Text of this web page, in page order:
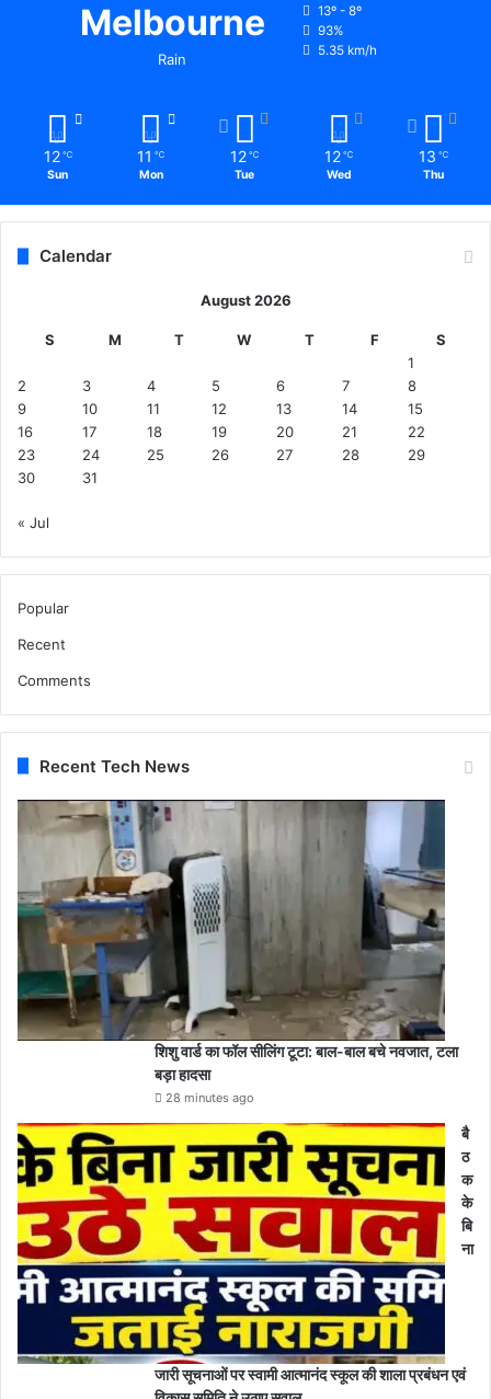
Melbourne
Rain
13º - 8º
93%
5.35 km/h
12 ℃
Sun
11 ℃
Mon
12 ℃
Tue
12 ℃
Wed
13 ℃
Thu
Calendar
August 2026
S M T W T F
S
1
2
3 4 5 6 7
8
9
10 11 12 13 14
15
16
17 18 19 20 21
22
23
24 25 26 27 28
29
30
31
« Jul
Popular
Recent
Comments
Recent Tech News
शिशु वार्ड का फॉल सीलिंग टूटा: बाल-बाल बचे नवजात, टला
बड़ा हादसा
28 minutes ago
बै
ठ
क
के
बि
ना
जारी सूचनाओं पर स्वामी आत्मानंद स्कूल की शाला प्रबंधन एवं